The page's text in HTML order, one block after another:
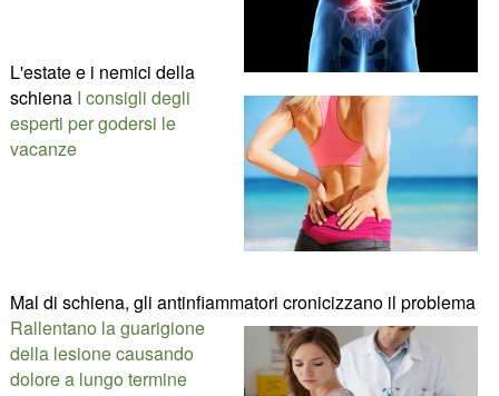
L'estate e i nemici della
schiena I consigli degli
esperti per godersi le
vacanze
Mal di schiena, gli antinfiammatori cronicizzano il problema
Rallentano la guarigione
della lesione causando
dolore a lungo termine